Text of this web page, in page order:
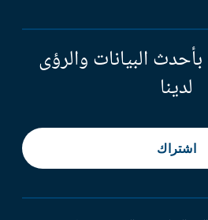
بأحدث البيانات والرؤى
لدينا
اشتراك